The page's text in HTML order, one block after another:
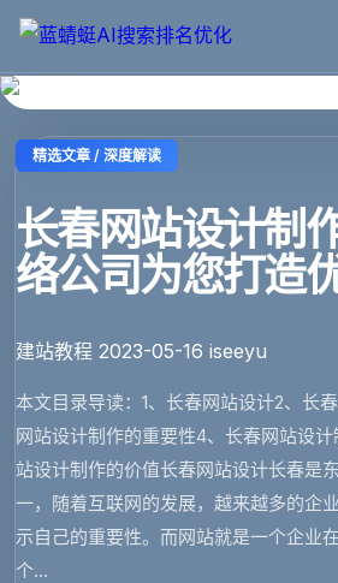
精选文章 / 深度解读
长春网站设计制
络公司为您打造
建站教程 2023-05-16 iseeyu
本文目录导读：1、长春网站设计2、长
网站设计制作的重要性4、长春网站设
站设计制作的价值长春网站设计长春是
一，随着互联网的发展，越来越多的企
示自己的重要性。而网站就是一个企业
个...